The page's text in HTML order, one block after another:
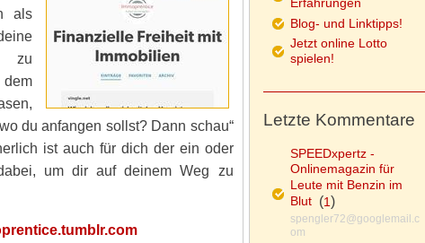
als
zu
du anfangen sollst? Dann schau“
ist auch für dich der ein oder
um dir auf deinem Weg zu
Erfahrungen
Blog- und Linktipps!
Jetzt online Lotto
spielen!
Letzte Kommentare
SPEEDxpertz -
Onlinemagazin für
Leute mit Benzin im
Blut(1)
spengler72@googlemail.c
om